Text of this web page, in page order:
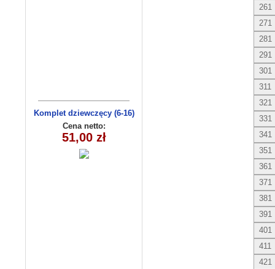
Komplet dziewczęcy (6-16)
8159
Cena netto:
51,00 zł
261
271
281
291
301
311
321
331
341
351
361
371
381
391
401
411
421